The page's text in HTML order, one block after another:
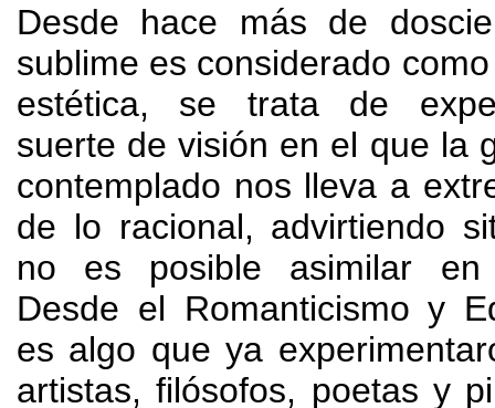
Desde hace más de
sublime es considerado
estética, se trata de
suerte de visión en el que la
contemplado nos lleva a
de lo racional, advirtiendo
no es posible asimilar en
Desde el Romanticismo y
es algo que ya
artistas,filósofos, poetas y